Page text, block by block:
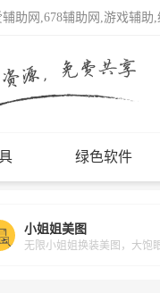
助网,678辅助网,游戏辅助,
绿色软件
小姐姐美图
无限小姐姐换装美图，大饱